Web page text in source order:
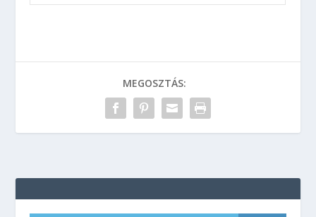
MEGOSZTÁS: